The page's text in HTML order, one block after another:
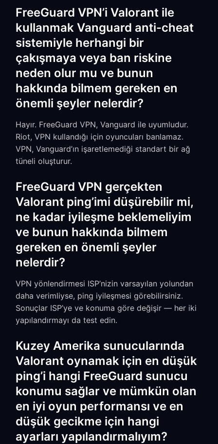
FreeGuard VPN’i Valorant ile
kullanmak Vanguard anti-cheat
sistemiyle herhangi bir
çakışmaya veya ban riskine
neden olur mu ve bunun
hakkında bilmem gereken en
önemli şeyler nelerdir?
Hayır. FreeGuard VPN, Vanguard ile uyumludur.
Riot, VPN kullandığı için oyuncuları banlamaz.
VPN, Vanguard’ın işaretlemediği standart bir ağ
tüneli oluşturur.
FreeGuard VPN gerçekten
Valorant ping’imi düşürebilir mi,
ne kadar iyileşme beklemeliyim
ve bunun hakkında bilmem
gereken en önemli şeyler
nelerdir?
VPN yönlendirmesi ISP’nizin varsayılan yolundan
daha verimliyse, ping iyileşmesi görebilirsiniz.
Sonuçlar ISP’ye ve konuma göre değişir — her iki
yapılandırmayı da test edin.
Kuzey Amerika sunucularında
Valorant oynamak için en düşük
ping’i hangi FreeGuard sunucu
konumu sağlar ve mümkün olan
en iyi oyun performansı ve en
düşük gecikme için hangi
ayarları yapılandırmalıyım?